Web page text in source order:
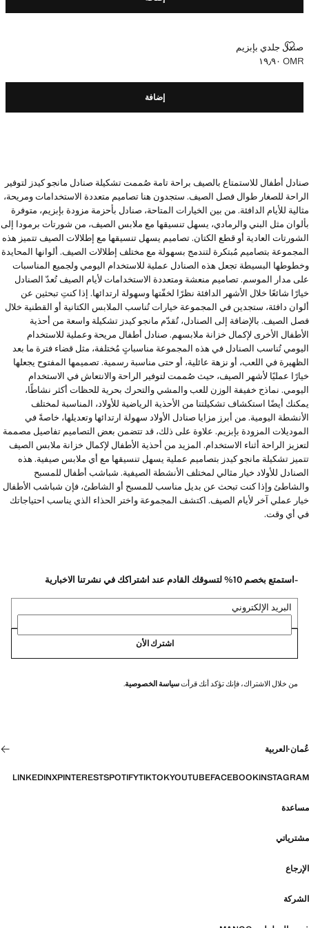
صندل جلدي بإبزيم
صندل جلدي بإبزيم
السعر الحالي [OMR ١٩٫٩٠ ]
OMR ١٩٫٩٠
إضافة
صنادل أطفال للاستمتاع بالصيف براحة تامة صُممت تشكيلة صنادل مانجو كيدز لتوفير
الراحة للصغار طوال فصل الصيف. ستجدون هنا تصاميم متعددة الاستخدامات ومريحة،
مثالية للأيام الدافئة. من بين الخيارات المتاحة، صنادل بأحزمة مزودة بإبزيم، متوفرة
بألوان مثل البني والرمادي، يسهل تنسيقها مع ملابس الصيف، من شورتات برمودا إلى
الشورتات العادية أو قطع الكتان. تصاميم يسهل تنسيقها مع إطلالات الصيف تتميز هذه
المجموعة بتصاميم مُبتكرة لتندمج بسهولة مع مختلف إطلالات الصيف. ألوانها المحايدة
وخطوطها البسيطة تجعل هذه الصنادل عملية للاستخدام اليومي ولجميع المناسبات
على مدار الموسم. تصاميم منعشة ومتعددة الاستخدامات لأيام الصيف تُعدّ الصنادل
خيارًا شائعًا خلال الأشهر الدافئة نظرًا لخفّتها وسهولة ارتدائها. إذا كنتِ تبحثين عن
ألوان دافئة، ستجدين في المجموعة خيارات تُناسب الملابس الكتانية أو القطنية خلال
فصل الصيف. بالإضافة إلى الصنادل، تُقدّم مانجو كيدز تشكيلة واسعة من أحذية
الأطفال الأخرى لإكمال خزانة ملابسهم. صنادل أطفال مريحة وعملية للاستخدام
اليومي تُناسب الصنادل في هذه المجموعة مناسباتٍ مُختلفة، مثل قضاء فترة ما بعد
الظهيرة في اللعب، أو نزهة عائلية، أو حتى مناسبة رسمية. تصميمها المفتوح يجعلها
خيارًا عمليًا لأشهر الصيف، حيث صُممت لتوفير الراحة والانتعاش في الاستخدام
اليومي. نماذج خفيفة الوزن للعب والمشي والتحرك بحرية للحظات أكثر نشاطًا،
يمكنك أيضًا استكشاف تشكيلتنا من الأحذية الرياضية للأولاد، المناسبة لمختلف
الأنشطة اليومية. من أبرز مزايا صنادل الأولاد سهولة ارتدائها وتعديلها، خاصةً في
الموديلات المزودة بإبزيم. علاوة على ذلك، قد تتضمن بعض التصاميم تفاصيل مصممة
لتعزيز الراحة أثناء الاستخدام. المزيد من أحذية الأطفال لإكمال خزانة ملابس الصيف
تتميز تشكيلة مانجو كيدز بتصاميم عملية يسهل تنسيقها مع أي ملابس صيفية. هذه
الصنادل للأولاد خيار مثالي لمختلف الأنشطة الصيفية. شباشب أطفال للمسبح
والشاطئ وإذا كنت تبحث عن بديل مناسب للمسبح أو الشاطئ، فإن شباشب الأطفال
خيار عملي آخر لأيام الصيف. اكتشف المجموعة واختر الحذاء الذي يناسب احتياجاتك
في أي وقت.
-استمتع بخصم 10% لتسوقك القادم عند اشتراكك في نشرتنا الاخبارية
البريد الإلكتروني
اشترك الأن
من خلال الاشتراك، فإنك تؤكد أنك قرأتسياسة الخصوصية.
عُمان·العربية
INSTAGRAM
FACEBOOK
YOUTUBE
TIKTOK
SPOTIFY
PINTEREST
X
LINKEDIN
مساعدة
مشترياتي
الإرجاع
الشركة